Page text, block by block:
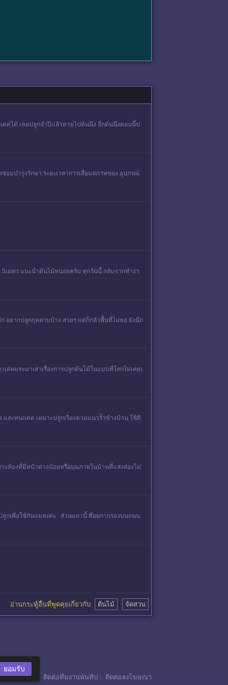
ดได้ เคยปลูกจำปีแล้วตายไปต้นนึง อีกต้นนึงตอนนี้ป
อมบำรุงรักษา ระยะเวลาการเสื่อมสภาพของ อุปกรณ์
เมตร แนะนำต้นไม้หน่อยครับ ทุกวันนีั กลับจากทำงา
อยากปลูกกุหลาบบ้าง สวยๆ แต่ก็กลัวพื้นที่ไม่พอ ยังนึก
ผมจะมาเล่าเรื่องการปลูกต้นไม้ในแบบที่โลกไม่เคยเ
และทนแดด เหมาะปลูกเรียงตามแนวรั้วข้างบ้าน ใช้ดิ
ห้องที่มีหน้าต่างน้อยหรือมุมภายในบ้านที่แสงส่องไม่
ลูกเพื่อใช้กันแมลงค่ะ ส่วนแถวนี้ คือผกากรองบนถนน
อ่านกระทู้อื่นที่พูดคุยเกี่ยวกับ ต้นไม้ จัดสวน
ติดต่อทีมงานพันทิป ติดต่อลงโฆษณา
ยอมรับ